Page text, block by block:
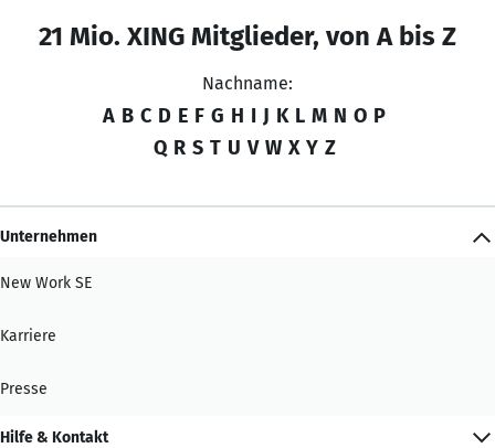
21 Mio. XING Mitglieder, von A bis Z
Nachname:
A B C D E F G H I J K L M N O P
Q R S T U V W X Y Z
Unternehmen
New Work SE
Karriere
Presse
Hilfe & Kontakt